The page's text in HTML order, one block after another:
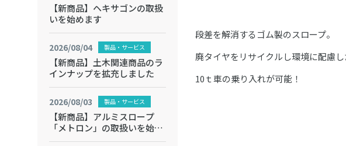
段差を解消するゴム製のスロープ。
廃タイヤをリサイクルし環境に配慮し
10ｔ車の乗り入れが可能！
【新商品】ヘキサゴンの取扱
いを始めます
2026/08/04 製品・サービス
【新商品】土木関連商品のラ
インナップを拡充しました
2026/08/03 製品・サービス
【新商品】アルミスロープ
「メトロン」の取扱いを始め
ます